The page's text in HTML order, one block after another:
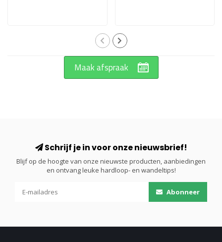
Maak afspraak
Schrijf je in voor onze nieuwsbrief!
Blijf op de hoogte van onze nieuwste producten, aanbiedingen
en ontvang leuke hardloop- en wandeltips!
Abonneer